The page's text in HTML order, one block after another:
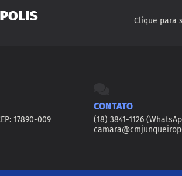
Clique para
17890-009
CONTATO
(18) 3841-1126